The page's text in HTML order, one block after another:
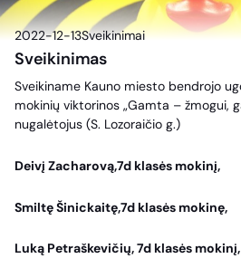
2022-12-13Sveikinimai
Sveikinimas
Sveikiname Kauno miesto bendrojo
mokinių viktorinos „Gamta – žmogui,
nugalėtojus (S. Lozoraičio g.)
Deivį Zacharovą,7d klasės mokinį,
Smiltę Šinickaitę,7d klasės mokinę,
Luką Petraškevičių, 7d klasės mokinį,